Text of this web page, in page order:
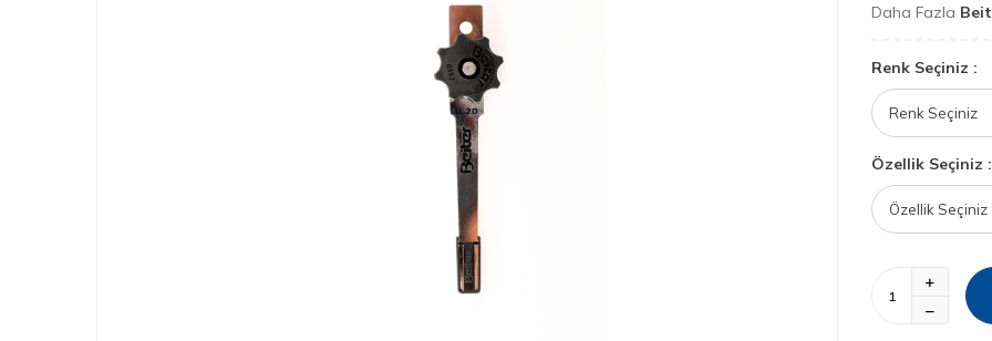
Daha Fazla
Renk Seçiniz :
Özellik Seçiniz :